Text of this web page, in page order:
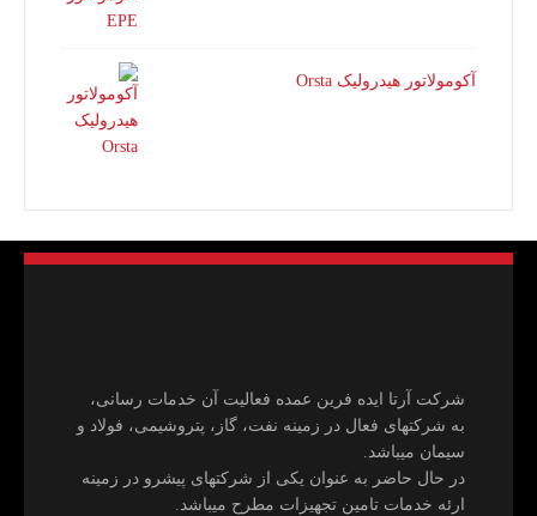
آکومولاتور هیدرولیک Orsta
شرکت آرتا ایده فرین عمده فعالیت آن خدمات رسانی،
به شرکتهای فعال در زمینه نفت، گاز، پتروشیمی، فولاد و
سیمان میباشد.
در حال حاضر به عنوان یکی از شرکتهای پیشرو در زمینه
ارئه خدمات تامین تجهیزات مطرح میباشد.